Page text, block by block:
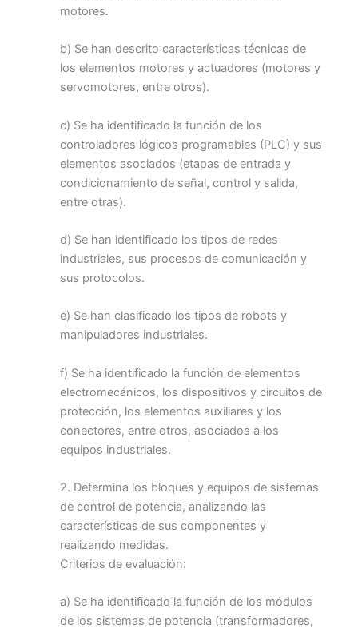
motores.
b) Se han descrito características técnicas de
los elementos motores y actuadores (motores y
servomotores, entre otros).
c) Se ha identificado la función de los
controladores lógicos programables (PLC) y sus
elementos asociados (etapas de entrada y
condicionamiento de señal, control y salida,
entre otras).
d) Se han identificado los tipos de redes
industriales, sus procesos de comunicación y
sus protocolos.
e) Se han clasificado los tipos de robots y
manipuladores industriales.
f) Se ha identificado la función de elementos
electromecánicos, los dispositivos y circuitos de
protección, los elementos auxiliares y los
conectores, entre otros, asociados a los
equipos industriales.
2. Determina los bloques y equipos de sistemas
de control de potencia, analizando las
características de sus componentes y
realizando medidas.
Criterios de evaluación:
a) Se ha identificado la función de los módulos
de los sistemas de potencia (transformadores,